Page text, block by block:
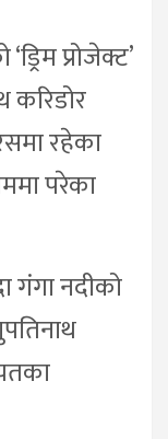
प्रोजेक्ट’
करिडोर
रहेका
परेका
गंगा नदीको